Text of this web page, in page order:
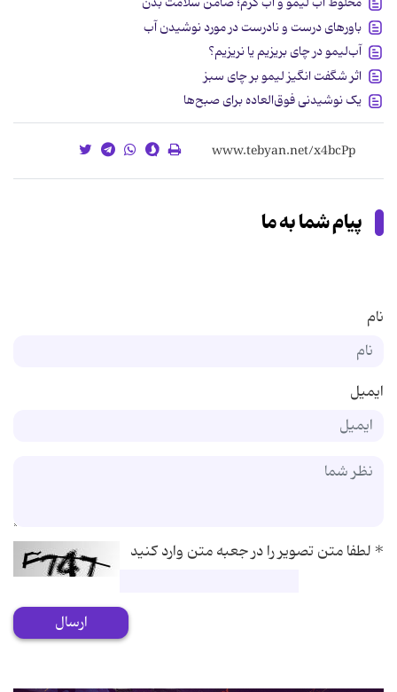
باورهای درست و نادرست در مورد نوشیدن آب
آب‌لیمو در چای بریزیم یا نریزیم؟
اثر شگفت انگیز لیمو بر چای سبز
یک نوشیدنی فوق‌العاده برای صبح‌ها
پیام شما به ما
نام
ایمیل
*لطفا متن تصویر را در جعبه متن وارد کنید
ارسال